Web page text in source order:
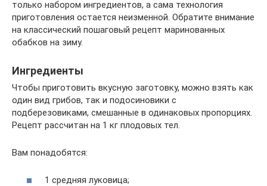
только набором ингредиентов, а сама технология
приготовления остается неизменной. Обратите внимание
на классический пошаговый рецепт маринованных
обабков на зиму.
Ингредиенты
Чтобы приготовить вкусную заготовку, можно взять как
один вид грибов, так и подосиновики с
подберезовиками, смешанные в одинаковых пропорциях.
Рецепт рассчитан на 1 кг плодовых тел.
Вам понадобятся:
1 средняя луковица;